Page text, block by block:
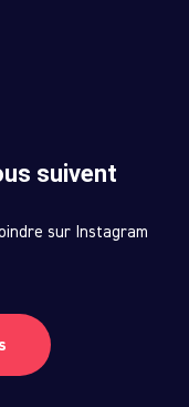
suivent
sur Instagram